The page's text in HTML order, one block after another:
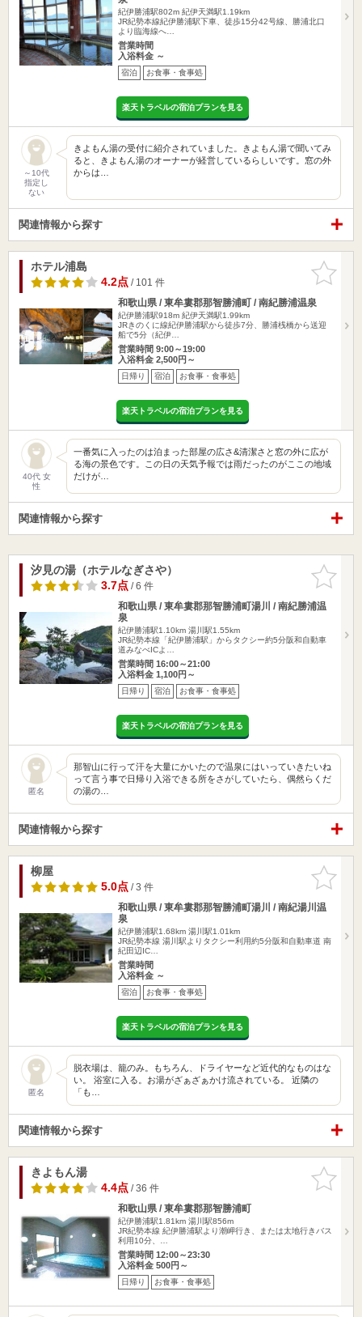
紀伊勝浦駅802m 紀伊天満駅1.19km
JR紀勢本線紀伊勝浦駅下車、徒歩15分42号線、勝浦北口
より臨海線へ…
営業時間
入浴料金 ～
宿泊 お食事・食事処
楽天トラベルの宿泊プランを見る
～10代
指定し
ない
きよもん湯の受付に紹介されていました。きよもん湯で聞いてみ
ると、きよもん湯のオーナーが経営しているらしいです。窓の外
からは…
関連情報から探す
お気に入
りに追加
ホテル浦島
4.2点/ 101 件
和歌山県 / 東牟婁郡那智勝浦町 / 南紀勝浦温泉
紀伊勝浦駅918m 紀伊天満駅1.99km
JRきのくに線紀伊勝浦駅から徒歩7分、勝浦桟橋から送迎
船で5分（紀伊…
営業時間 9:00～19:00
入浴料金 2,500円～
日帰り 宿泊 お食事・食事処
楽天トラベルの宿泊プランを見る
40代 女
性
一番気に入ったのは泊まった部屋の広さ&清潔さと窓の外に広が
る海の景色です。この日の天気予報では雨だったのがここの地域
だけが…
関連情報から探す
お気に入
りに追加
汐見の湯（ホテルなぎさや）
3.7点/ 6 件
和歌山県 / 東牟婁郡那智勝浦町湯川 / 南紀勝浦温
泉
紀伊勝浦駅1.10km 湯川駅1.55km
JR紀勢本線「紀伊勝浦駅」からタクシー約5分阪和自動車
道みなべICよ…
営業時間 16:00～21:00
入浴料金 1,100円～
日帰り 宿泊 お食事・食事処
楽天トラベルの宿泊プランを見る
匿名
那智山に行って汗を大量にかいたので温泉にはいっていきたいね
って言う事で日帰り入浴できる所をさがしていたら、偶然らくだ
の湯の…
関連情報から探す
お気に入
りに追加
柳屋
5.0点/ 3 件
和歌山県 / 東牟婁郡那智勝浦町湯川 / 南紀湯川温
泉
紀伊勝浦駅1.68km 湯川駅1.01km
JR紀勢本線 湯川駅よりタクシー利用約5分阪和自動車道 南
紀田辺IC…
営業時間
入浴料金 ～
宿泊 お食事・食事処
楽天トラベルの宿泊プランを見る
匿名
脱衣場は、籠のみ。もちろん、ドライヤーなど近代的なものはな
い。 浴室に入る。お湯がざぁざぁかけ流されている。 近隣の
「も…
関連情報から探す
お気に入
りに追加
きよもん湯
4.4点/ 36 件
和歌山県 / 東牟婁郡那智勝浦町
紀伊勝浦駅1.81km 湯川駅856m
JR紀勢本線 紀伊勝浦駅より潮岬行き、または太地行きバス
利用10分、…
営業時間 12:00～23:30
入浴料金 500円～
日帰り お食事・食事処